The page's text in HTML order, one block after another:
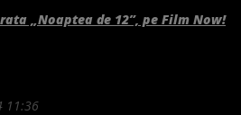
„Noaptea de 12”, pe Film Now!
11:36